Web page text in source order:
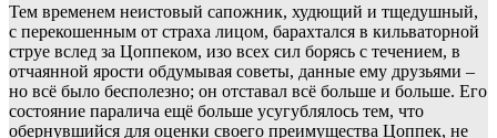
Тем временем неистовый сапожник, худющий и тщедушный,
с перекошенным от страха лицом, барахтался в кильваторной
струе вслед за Цоппеком, изо всех сил борясь с течением, в
отчаянной ярости обдумывая советы, данные ему друзьями –
но всё было бесполезно; он отставал всё больше и больше. Его
состояние паралича ещё больше усугублялось тем, что
обернувшийся для оценки своего преимущества Цоппек, не